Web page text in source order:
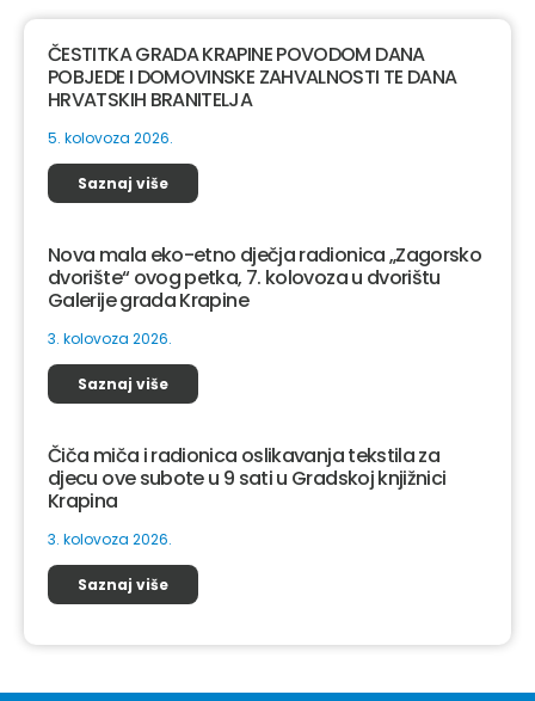
ČESTITKA GRADA KRAPINE POVODOM DANA
POBJEDE I DOMOVINSKE ZAHVALNOSTI TE DANA
HRVATSKIH BRANITELJA
5. kolovoza 2026.
Saznaj više
Nova mala eko-etno dječja radionica „Zagorsko
dvorište“ ovog petka, 7. kolovoza u dvorištu
Galerije grada Krapine
3. kolovoza 2026.
Saznaj više
Čiča miča i radionica oslikavanja tekstila za
djecu ove subote u 9 sati u Gradskoj knjižnici
Krapina
3. kolovoza 2026.
Saznaj više